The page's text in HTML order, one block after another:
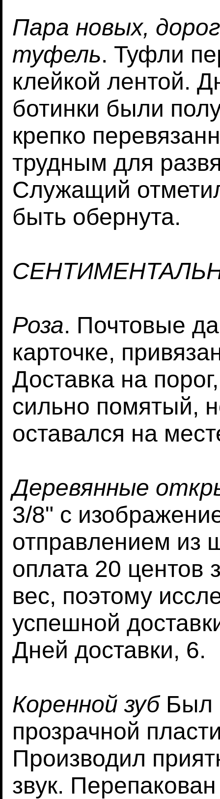
Пара новых,
туфель. Туфли
клейкой лентой.
ботинки были
крепко
трудным для
Служащий
быть обернута.
Роза. Почтовые
карточке,
Доставка на
сильно помятый,
оставался на
Деревянные
3/8" с
отправлением из
оплата 20 центов
вес, поэтому
успешной
Дней доставки, 6.
Коренной зубБыл
прозрачной
Производил
звук.